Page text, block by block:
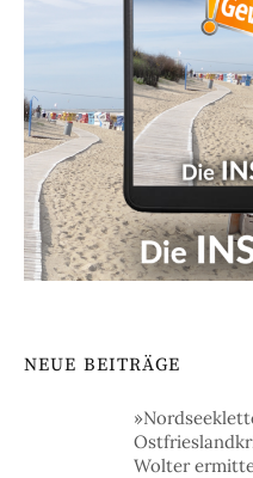
NEUE BEITRÄGE
Wolter